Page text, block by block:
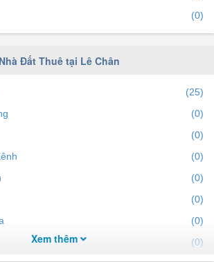
(0)
Nhà Đất Thuê tại Lê Chân
(25)
(0)
(0)
(0)
(0)
(0)
(0)
(0)
Xem thêm